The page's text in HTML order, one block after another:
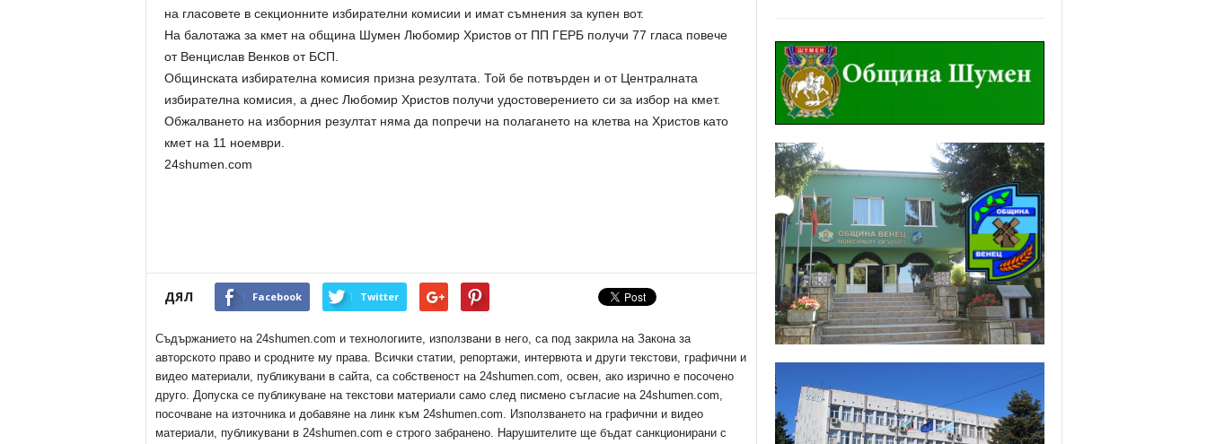
на гласовете в секционните избирателни комисии и имат съмнения за купен вот.
На балотажа за кмет на община Шумен Любомир Христов от ПП ГЕРБ получи 77 гласа повече
от Венцислав Венков от БСП.
Общинската избирателна комисия призна резултата. Той бе потвърден и от Централната
избирателна комисия, а днес Любомир Христов получи удостоверението си за избор на кмет.
Обжалването на изборния резултат няма да попречи на полагането на клетва на Христов като
кмет на 11 ноември.
24shumen.com
ДЯЛ Facebook Twitter
Съдържанието на 24shumen.com и технологиите, използвани в него, са под закрила на Закона за
авторското право и сродните му права. Всички статии, репортажи, интервюта и други текстови, графични и
видео материали, публикувани в сайта, са собственост на 24shumen.com, освен, ако изрично е посочено
друго. Допуска се публикуване на текстови материали само след писмено съгласие на 24shumen.com,
посочване на източника и добавяне на линк към 24shumen.com. Използването на графични и видео
материали, публикувани в 24shumen.com е строго забранено. Нарушителите ще бъдат санкционирани с